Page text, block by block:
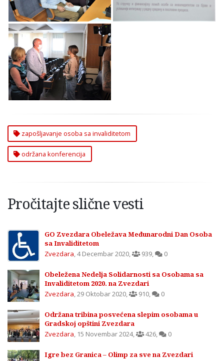
Invaliditetom
Invaliditetom
U Opštini Zvezdara
Održana Konferencija
o Zapošljavanju
Osoba sa
Invaliditetom
zapošljavanje osoba sa invaliditetom
održana konferencija
Pročitajte slične vesti
GO Zvezdara Obeležava Međunarodni Dan Osoba
sa Invaliditetom
Zvezdara,4 Decembar 2020, 939, 0
Obeležena Nedelja Solidarnosti sa Osobama sa
Invaliditetom 2020. na Zvezdari
Zvezdara,29 Oktobar 2020, 910, 0
Održana tribina posvećena slepim osobama u
Gradskoj opštini Zvezdara
Zvezdara, 15 Novembar 2024, 426, 0
Igre bez Granica – Olimp za sve na Zvezdari